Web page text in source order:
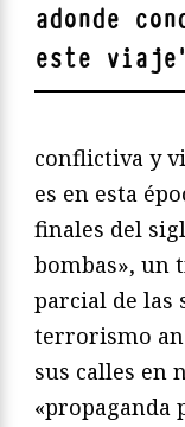
adonde
este viaje
conflictiva y
es en esta
finales del
bombas», un
parcial de las
terrorismo
sus calles en
«propaganda